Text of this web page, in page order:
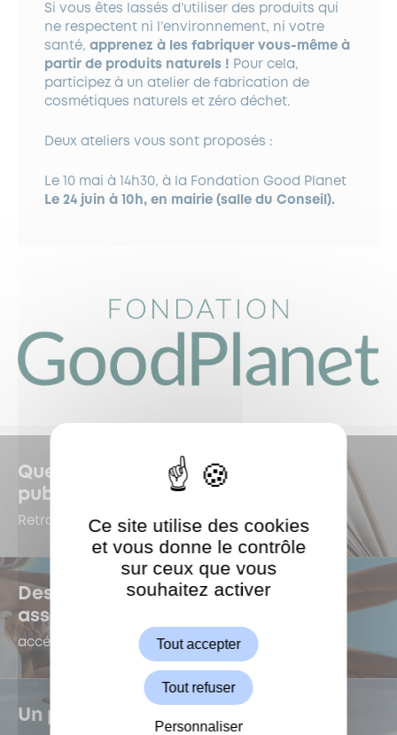
Si vous êtes lassés d’utiliser des produits qui
ne respectent ni l’environnement, ni votre
santé, apprenez à les fabriquer vous-même à
partir de produits naturels ! Pour cela,
participez à un atelier de fabrication de
cosmétiques naturels et zéro déchet.
Deux ateliers vous sont proposés :
Le 10 mai à 14h30, à la Fondation Good Planet
Le 24 juin à 10h, en mairie (salle du Conseil).
Quelles sont les dernières
publications à Garches ?
Retrouvez-les dans le Kiosque !
Des questions sur la vie
associative ?
accédez au e-forum dédié !
Un problème de voirie ?
ShareThis est désactivé.
Ce site utilise des cookies
et vous donne le contrôle
sur ceux que vous
souhaitez activer
Tout accepter
Tout refuser
Personnaliser